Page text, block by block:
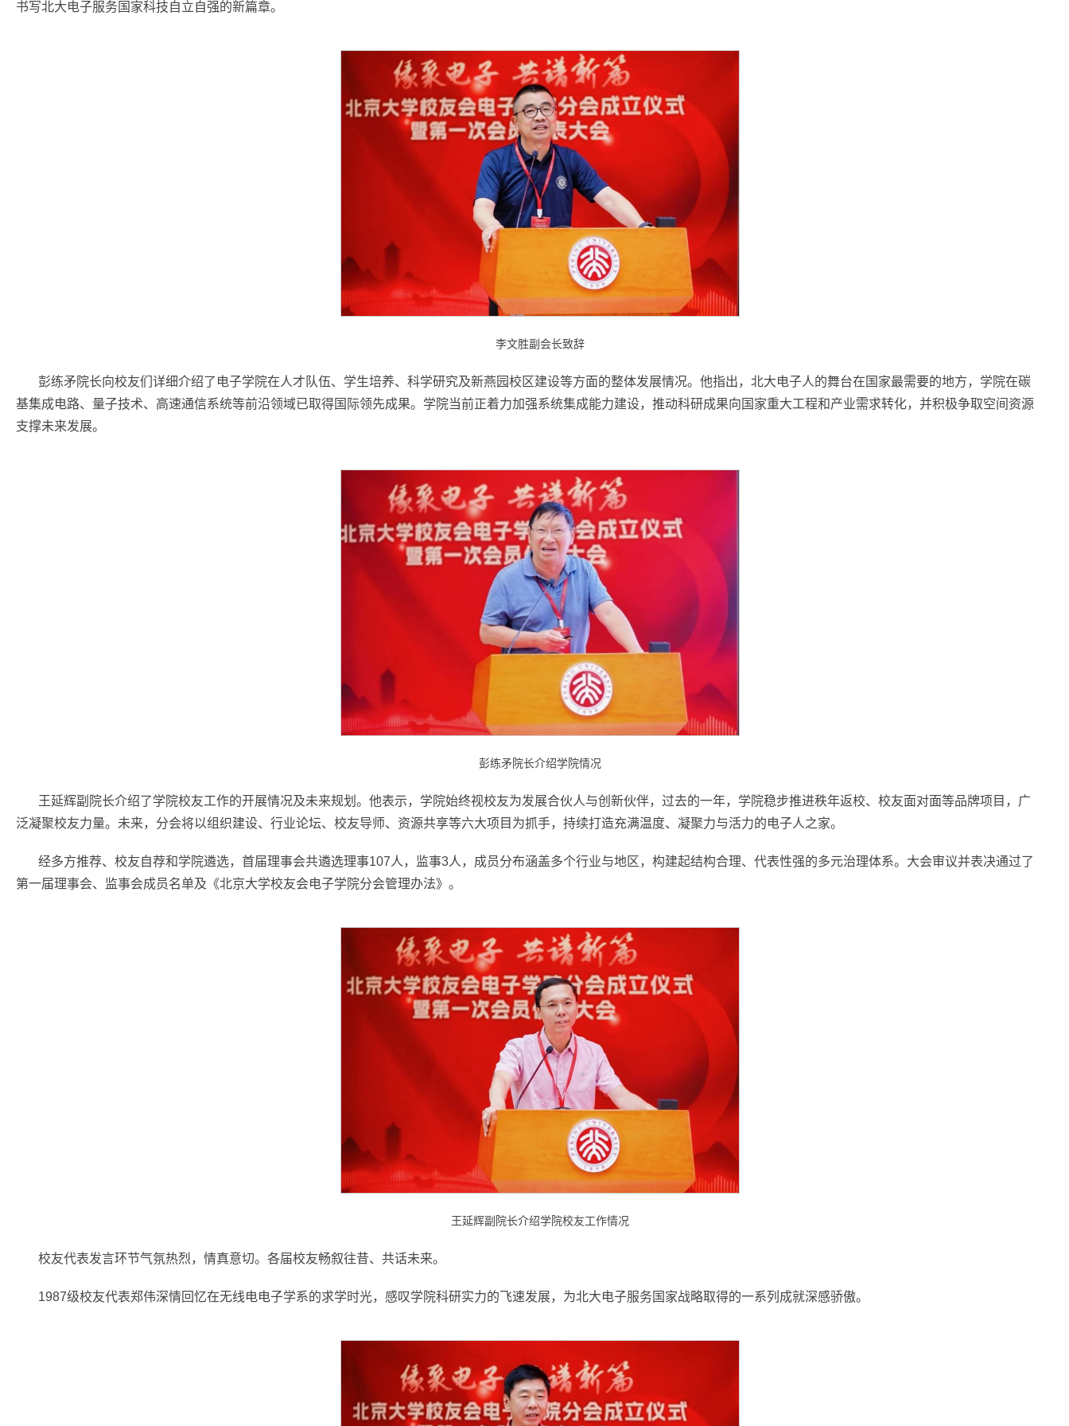
书写北大电子服务国家科技自立自强的新篇章。
李文胜副会长致辞
彭练矛院长向校友们详细介绍了电子学院在人才队伍、学生培养、科学研究及新燕园校区建设等方面的整体发展情况。他指出，北大电子人的舞台在国家最需要的地方，学院在碳
基集成电路、量子技术、高速通信系统等前沿领域已取得国际领先成果。学院当前正着力加强系统集成能力建设，推动科研成果向国家重大工程和产业需求转化，并积极争取空间资源
支撑未来发展。
彭练矛院长介绍学院情况
王延辉副院长介绍了学院校友工作的开展情况及未来规划。他表示，学院始终视校友为发展合伙人与创新伙伴，过去的一年，学院稳步推进秩年返校、校友面对面等品牌项目，广
泛凝聚校友力量。未来，分会将以组织建设、行业论坛、校友导师、资源共享等六大项目为抓手，持续打造充满温度、凝聚力与活力的电子人之家。
经多方推荐、校友自荐和学院遴选，首届理事会共遴选理事107人，监事3人，成员分布涵盖多个行业与地区，构建起结构合理、代表性强的多元治理体系。大会审议并表决通过了
第一届理事会、监事会成员名单及《北京大学校友会电子学院分会管理办法》。
王延辉副院长介绍学院校友工作情况
校友代表发言环节气氛热烈，情真意切。各届校友畅叙往昔、共话未来。
1987级校友代表郑伟深情回忆在无线电电子学系的求学时光，感叹学院科研实力的飞速发展，为北大电子服务国家战略取得的一系列成就深感骄傲。